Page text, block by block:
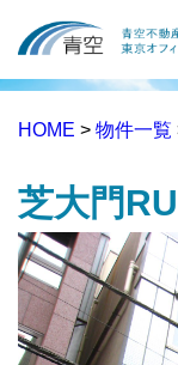
HOME > 物件一覧
芝大門